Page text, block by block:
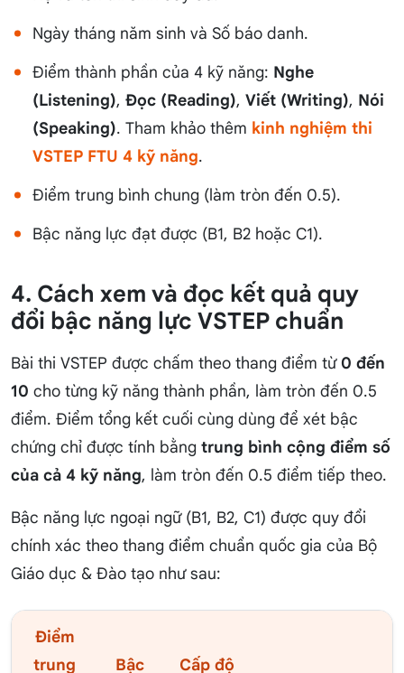
Ngày tháng năm sinh và Số báo danh.
Điểm thành phần của 4 kỹ năng: Nghe
(Listening), Đọc (Reading), Viết (Writing), Nói
(Speaking). Tham khảo thêm kinh nghiệm thi
VSTEP FTU 4 kỹ năng.
Điểm trung bình chung (làm tròn đến 0.5).
Bậc năng lực đạt được (B1, B2 hoặc C1).
4. Cách xem và đọc kết quả quy
đổi bậc năng lực VSTEP chuẩn
Bài thi VSTEP được chấm theo thang điểm từ0 đến
10 cho từng kỹ năng thành phần, làm tròn đến 0.5
điểm. Điểm tổng kết cuối cùng dùng để xét bậc
chứng chỉ được tính bằng trung bình cộng điểm số
của cả 4 kỹ năng, làm tròn đến 0.5 điểm tiếp theo.
Bậc năng lực ngoại ngữ (B1, B2, C1) được quy đổi
chính xác theo thang điểm chuẩn quốc gia của Bộ
Giáo dục & Đào tạo như sau:
Điểm
trung
Bậc Cấp độ